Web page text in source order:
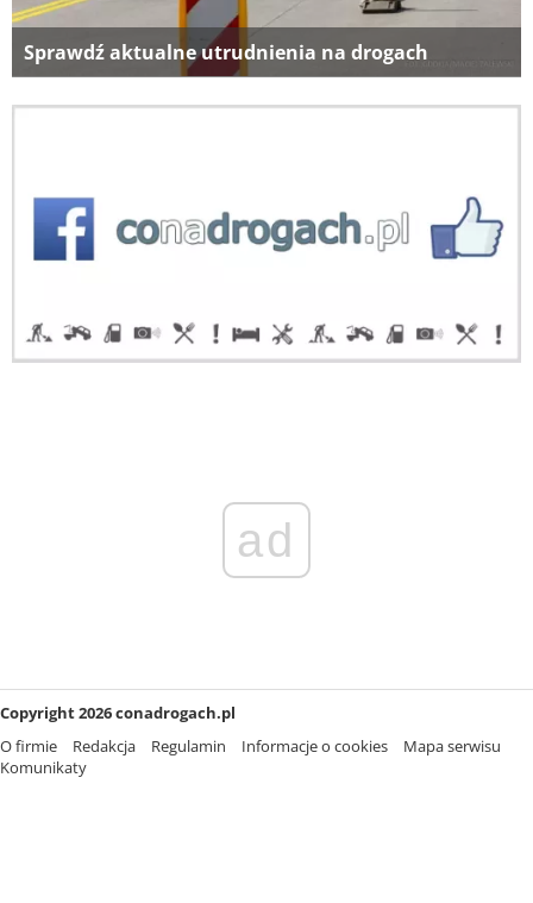
Sprawdź aktualne utrudnienia na drogach
ad
Copyright 2026 conadrogach.pl
O firmie
Redakcja Regulamin Informacje o cookies
Mapa serwisu
Komunikaty